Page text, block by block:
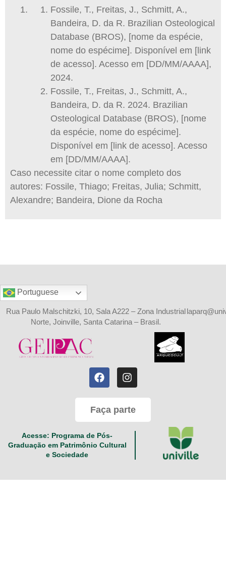
Fossile, T., Freitas, J., Schmitt, A.,
Bandeira, D. da R. Brazilian Osteological
Database (BROS), [nome da espécie,
nome do espécime]. Disponível em [link
de acesso]. Acesso em [DD/MM/AAAA],
2024.
Fossile, T., Freitas, J., Schmitt, A.,
Bandeira, D. da R. 2024. Brazilian
Osteological Database (BROS), [nome
da espécie, nome do espécime].
Disponível em [link de acesso]. Acesso
em [DD/MM/AAAA].
Caso necessite citar o nome completo dos
autores: Fossile, Thiago; Freitas, Julia; Schmitt,
Alexandre; Bandeira, Dione da Rocha
Portuguese
Rua Paulo Malschitzki, 10, Sala A222 – Zona Industrial
Norte, Joinville, Santa Catarina – Brasil.
Faça parte
Acesse: Programa de Pós-
Graduação em Patrimônio Cultural
e Sociedade